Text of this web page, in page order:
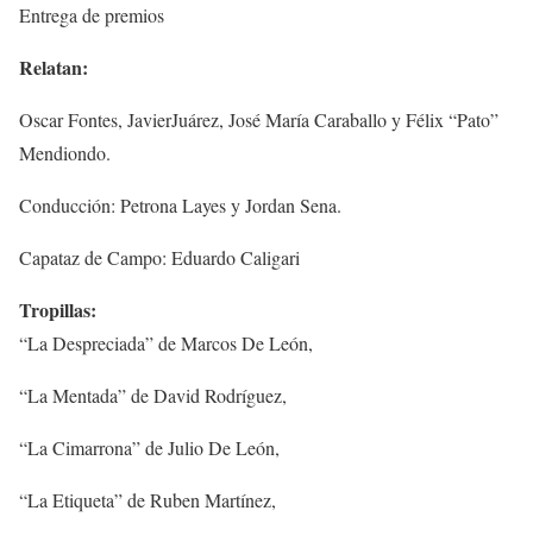
Entrega de premios
Relatan:
Oscar Fontes, JavierJuárez, José María Caraballo y Félix “Pato”
Mendiondo.
Conducción: Petrona Layes y Jordan Sena.
Capataz de Campo: Eduardo Caligari
Tropillas:
“La Despreciada” de Marcos De León,
“La Mentada” de David Rodríguez,
“La Cimarrona” de Julio De León,
“La Etiqueta” de Ruben Martínez,